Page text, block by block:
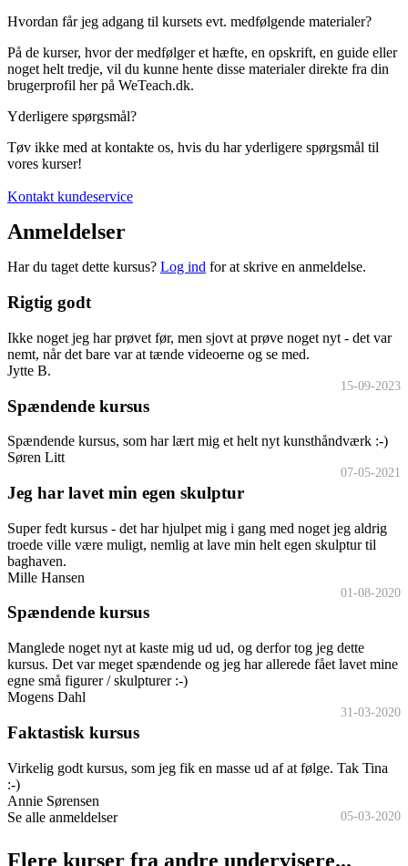
Hvordan får jeg adgang til kursets evt. medfølgende materialer?
På de kurser, hvor der medfølger et hæfte, en opskrift, en guide eller
noget helt tredje, vil du kunne hente disse materialer direkte fra din
brugerprofil her på WeTeach.dk.
Yderligere spørgsmål?
Tøv ikke med at kontakte os, hvis du har yderligere spørgsmål til
vores kurser!
Kontakt kundeservice
Anmeldelser
Har du taget dette kursus? Log ind for at skrive en anmeldelse.
Rigtig godt
Ikke noget jeg har prøvet før, men sjovt at prøve noget nyt - det var
nemt, når det bare var at tænde videoerne og se med.
Jytte B.
15-09-2023
Spændende kursus
Spændende kursus, som har lært mig et helt nyt kunsthåndværk :-)
Søren Litt
07-05-2021
Jeg har lavet min egen skulptur
Super fedt kursus - det har hjulpet mig i gang med noget jeg aldrig
troede ville være muligt, nemlig at lave min helt egen skulptur til
baghaven.
Mille Hansen
01-08-2020
Spændende kursus
Manglede noget nyt at kaste mig ud ud, og derfor tog jeg dette
kursus. Det var meget spændende og jeg har allerede fået lavet mine
egne små figurer / skulpturer :-)
Mogens Dahl
31-03-2020
Faktastisk kursus
Virkelig godt kursus, som jeg fik en masse ud af at følge. Tak Tina
:-)
Annie Sørensen
05-03-2020
Se alle anmeldelser
Flere kurser fra andre undervisere...